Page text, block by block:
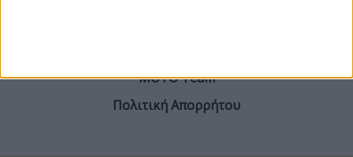
ΜΟΤΟ Team
Πολιτική Απορρήτου